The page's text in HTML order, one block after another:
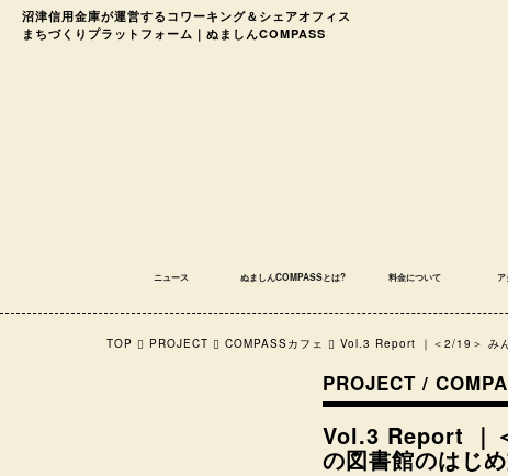
沼津信用金庫が運営する コワーキング＆シェアオフィス
まちづくりプラットフォーム｜ぬましんCOMPASS
ニュース ぬましんCOMPASSとは? 料金について ア
TOP PROJECT COMPASSカフェ Vol.3 Report ｜＜2/19＞ みん
PROJECT /
Vol.3 Report ｜
の図書館のはじ